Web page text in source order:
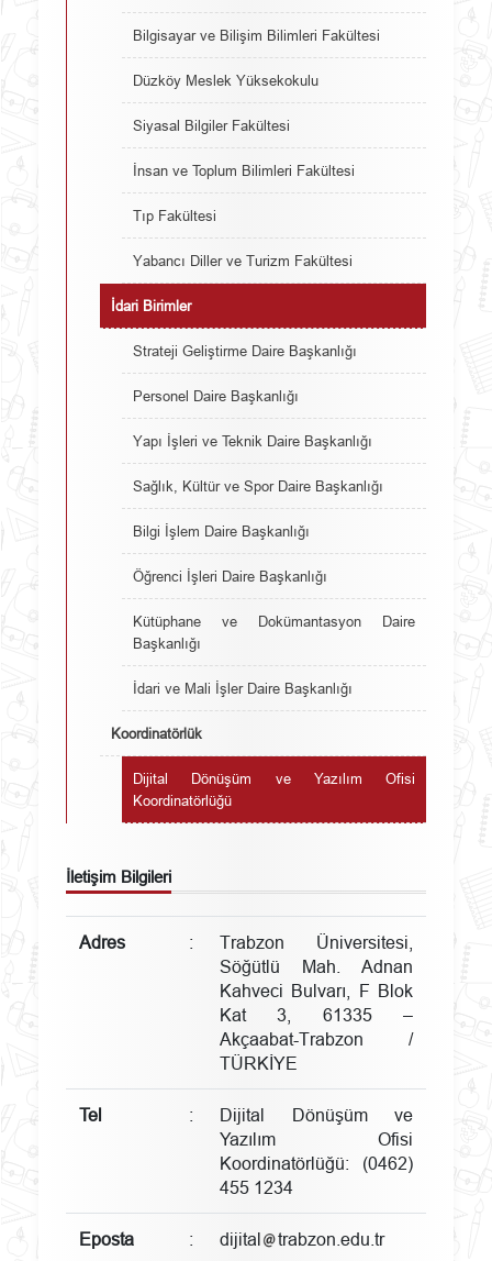
Bilgisayar ve Bilişim Bilimleri Fakültesi
Düzköy Meslek Yüksekokulu
Siyasal Bilgiler Fakültesi
İnsan ve Toplum Bilimleri Fakültesi
Tıp Fakültesi
Yabancı Diller ve Turizm Fakültesi
İdari Birimler
Strateji Geliştirme Daire Başkanlığı
Personel Daire Başkanlığı
Yapı İşleri ve Teknik Daire Başkanlığı
Sağlık, Kültür ve Spor Daire Başkanlığı
Bilgi İşlem Daire Başkanlığı
Öğrenci İşleri Daire Başkanlığı
Kütüphane ve Dokümantasyon Daire
Başkanlığı
İdari ve Mali İşler Daire Başkanlığı
Koordinatörlük
Dijital Dönüşüm ve Yazılım Ofisi
Koordinatörlüğü
İletişim Bilgileri
Adres :
Trabzon Üniversitesi,
Söğütlü Mah. Adnan
Kahveci Bulvarı, F Blok
Kat 3, 61335 –
Akçaabat-Trabzon /
TÜRKİYE
Tel :
Dijital Dönüşüm ve
Yazılım Ofisi
Koordinatörlüğü: (0462)
455 1234
Eposta : dijital trabzon.edu.tr